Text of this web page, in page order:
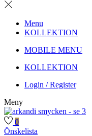
Menu
KOLLEKTION
MOBILE MENU
KOLLEKTION
Login / Register
Meny
0
Önskelista